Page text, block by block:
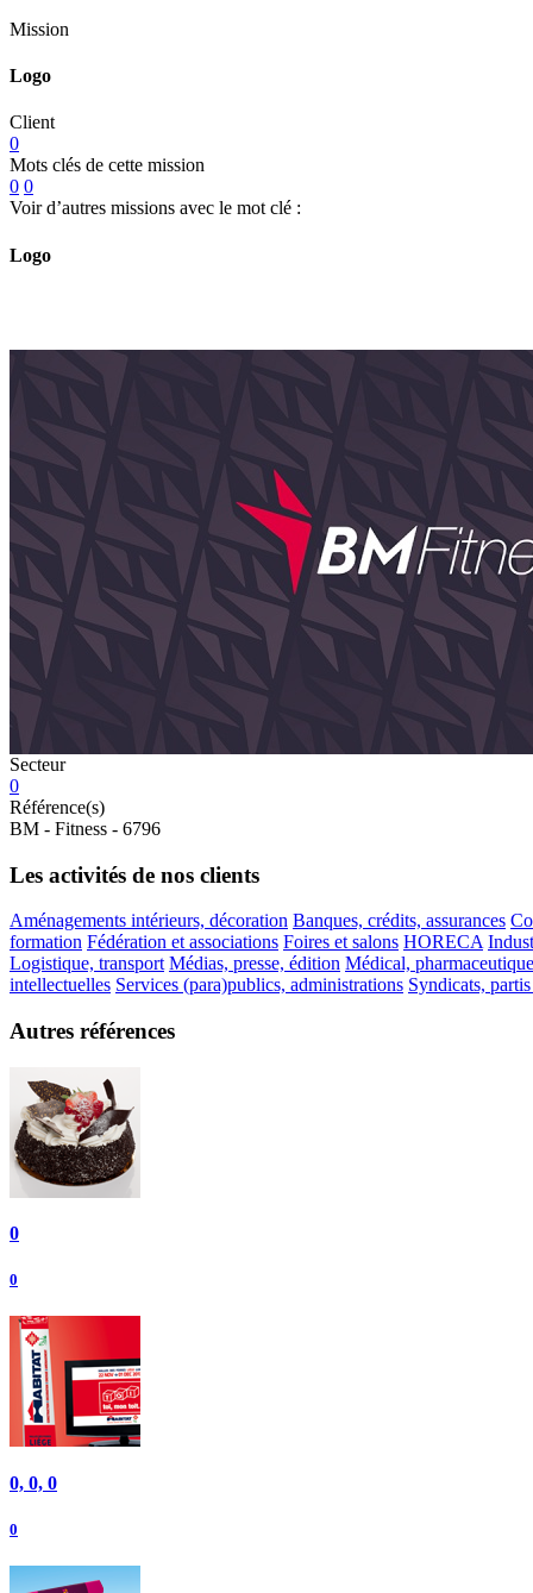
Mission
Logo
Client
0
Mots clés de cette mission
0 0
Voir d’autres missions avec le mot clé :
Logo
Secteur
0
Référence(s)
BM - Fitness - 6796
Les activités de nos clients
Aménagements intérieurs, décoration Banques, crédits, assurances
formation Fédération et associations Foires et salons HORECA
Logistique, transport Médias, presse, édition Médical, pharmaceutique
intellectuelles Services (para)publics, administrations Syndicats,
Autres références
0
0
0, 0, 0
0